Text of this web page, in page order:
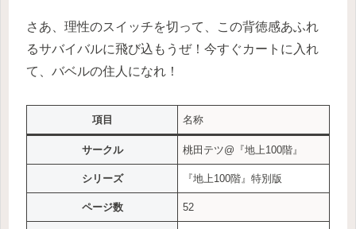
さあ、理性のスイッチを切って、この背徳感あふれ
るサバイバルに飛び込もうぜ！今すぐカートに入れ
て、バベルの住人になれ！
項目 名称
サークル 桃田テツ@『地上100階』
シリーズ 『地上100階』特別版
ページ数 52